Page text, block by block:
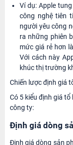
Ví dụ: Apple
công nghệ tiên
người yêu công
ra những phiên
mức giá rẻ hơn
Với cách này
khúc thị trường
Chiến lược định giá
Có 5 kiểu định giá
công ty:
Định giá dòng
Định giá dòng sản